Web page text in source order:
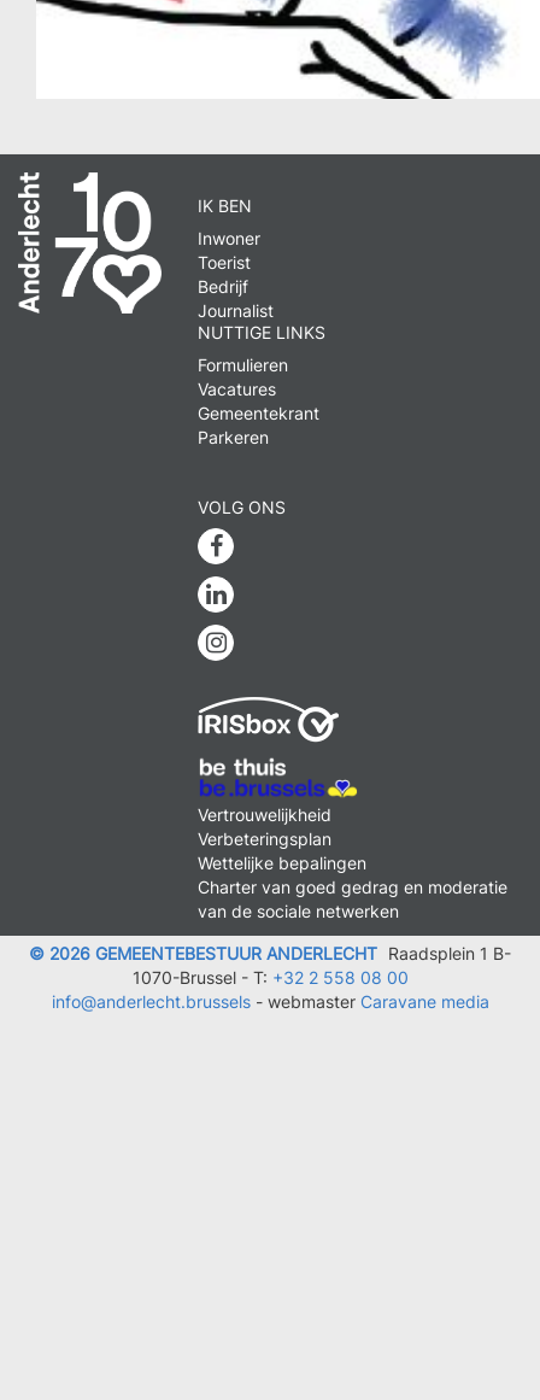
IK BEN
Inwoner
Toerist
Bedrijf
Journalist
NUTTIGE LINKS
Formulieren
Vacatures
Gemeentekrant
Parkeren
VOLG ONS
Facebook
Linkedin
Instagram
MENU
FOOTER
LEGAL
Vertrouwelijkheid
Verbeteringsplan
Wettelijke bepalingen
Charter van goed gedrag en moderatie
van de sociale netwerken
© 2026 GEMEENTEBESTUUR ANDERLECHT Raadsplein 1 B-
1070-Brussel - T: +32 2 558 08 00
info@anderlecht.brussels- webmaster Caravane media